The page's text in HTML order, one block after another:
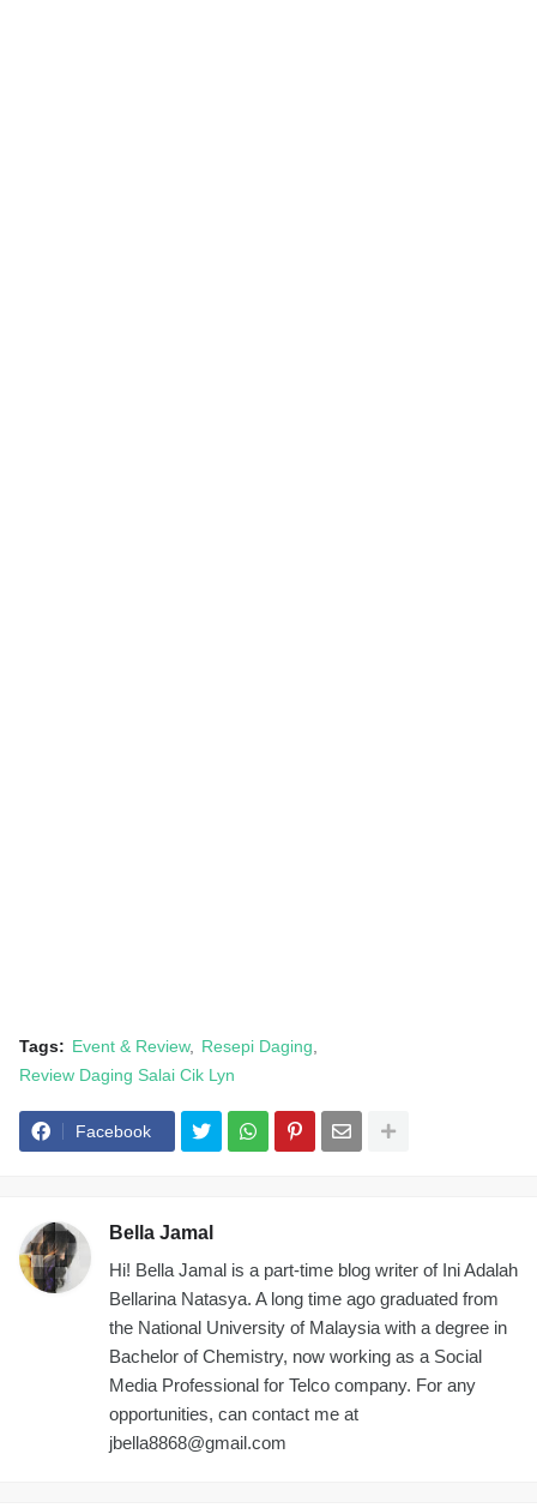
Tags: Event & Review
Resepi Daging
Review Daging Salai Cik Lyn
Facebook
Bella Jamal
Hi! Bella Jamal is a part-time blog writer of Ini Adalah
Bellarina Natasya. A long time ago graduated from
the National University of Malaysia with a degree in
Bachelor of Chemistry, now working as a Social
Media Professional for Telco company. For any
opportunities, can contact me at
jbella8868@gmail.com